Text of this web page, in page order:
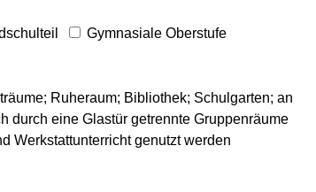
Gymnasiale Oberstufe
Ruheraum; Bibliothek; Schulgarten; an
durch eine Glastür getrennte Gruppenräume
Werkstattunterricht genutzt werden